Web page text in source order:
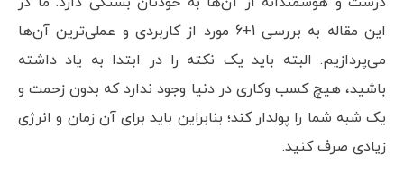
این مقاله به بررسی 1+6 مورد از کاربردی و عملی‌ترین آن‌ها
می‌پردازیم. البته باید یک نکته را در ابتدا به یاد داشته
باشید، هیچ کسب وکاری در دنیا وجود ندارد که بدون زحمت و
یک شبه شما را پولدار کند؛ بنابراین باید برای آن زمان و انرژی
زیادی صرف کنید.